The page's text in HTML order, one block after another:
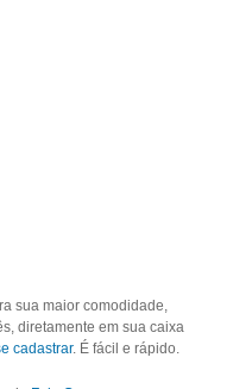
sua maior comodidade,
diretamente em sua caixa
cadastrar. É fácil e rápido.